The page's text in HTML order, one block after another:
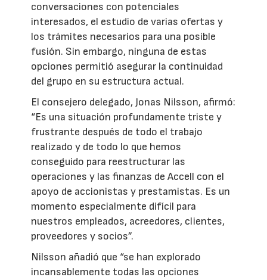
conversaciones con potenciales
interesados, el estudio de varias ofertas y
los trámites necesarios para una posible
fusión. Sin embargo, ninguna de estas
opciones permitió asegurar la continuidad
del grupo en su estructura actual.
El consejero delegado, Jonas Nilsson, afirmó:
“Es una situación profundamente triste y
frustrante después de todo el trabajo
realizado y de todo lo que hemos
conseguido para reestructurar las
operaciones y las finanzas de Accell con el
apoyo de accionistas y prestamistas. Es un
momento especialmente difícil para
nuestros empleados, acreedores, clientes,
proveedores y socios”.
Nilsson añadió que “se han explorado
incansablemente todas las opciones